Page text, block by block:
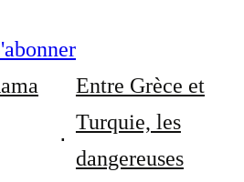
Entre Grèce et
Turquie, les
dangereuses